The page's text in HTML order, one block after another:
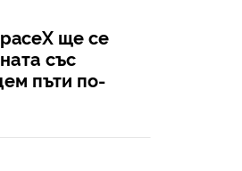
ще се
със
на